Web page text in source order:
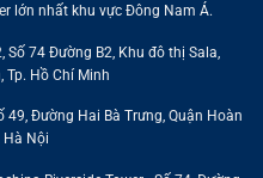
lớn nhất khu vực Đông Nam Á.
Số 74 Đường B2, Khu đô thị Sala,
Tp. Hồ Chí Minh
49, Đường Hai Bà Trưng, Quận Hoàn
Hà Nội